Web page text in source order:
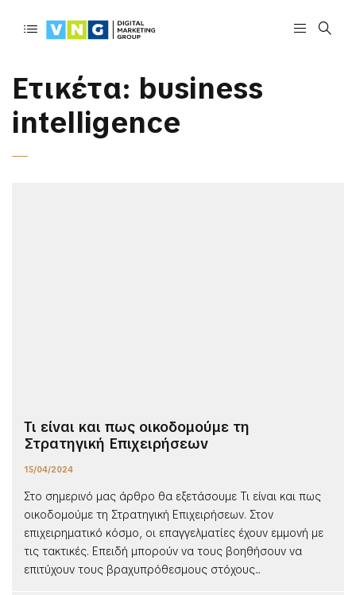
Ετικέτα: business
intelligence
Τι είναι και πως οικοδομούμε τη
Στρατηγική Επιχειρήσεων
15/04/2024
Στο σημερινό μας άρθρο θα εξετάσουμε Τι είναι και πως
οικοδομούμε τη Στρατηγική Επιχειρήσεων. Στον
επιχειρηματικό κόσμο, οι επαγγελματίες έχουν εμμονή με
τις τακτικές. Επειδή μπορούν να τους βοηθήσουν να
επιτύχουν τους βραχυπρόθεσμους στόχους...